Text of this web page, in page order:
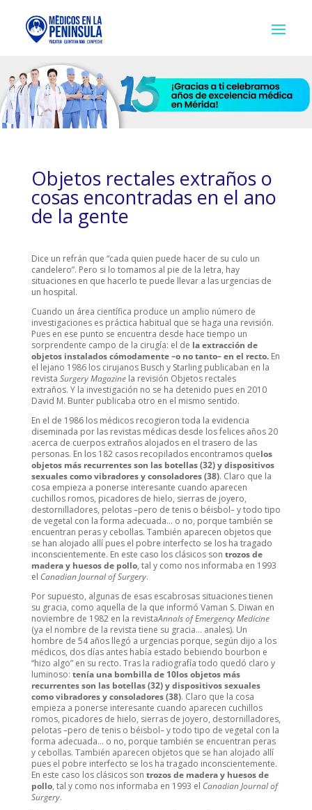
Objetos rectales extraños o
cosas encontradas en el ano
de la gente
Dice un refrán que “cada quien puede hacer de su culo un
candelero”. Pero si lo tomamos al pie de la letra, hay
situaciones en que hacerlo te puede llevar a las urgencias de
un hospital.
Cuando un área científica produce un amplio número de
investigaciones es práctica habitual que se haga una revisión.
Pues en ese punto se encuentra desde hace tiempo un
sorprendente campo de la cirugía: el de la extracción de
objetos instalados cómodamente –o no tanto– en el recto.En
el lejano 1986 los cirujanos Busch y Starling publicaban en la
revista Surgery Magazinela revisión Objetos rectales
extraños. Y la investigación no se ha detenido pues en 2010
David M. Bunter publicaba otro en el mismo sentido.
En el de 1986 los médicos recogieron toda la evidencia
diseminada por las revistas médicas desde los felices años 20
acerca de cuerpos extraños alojados en el trasero de las
personas. En los 182 casos recopilados encontramos quelos
objetos más recurrentes son las botellas (32) y dispositivos
sexuales como vibradores y consoladores (38). Claro que la
cosa empieza a ponerse interesante cuando aparecen
cuchillos romos, picadores de hielo, sierras de joyero,
destornilladores, pelotas –pero de tenis o béisbol– y todo tipo
de vegetal con la forma adecuada… o no, porque también se
encuentran peras y cebollas. También aparecen objetos que
se han alojado allí pues el pobre interfecto se los ha tragado
inconscientemente. En este caso los clásicos son trozos de
madera y huesos de pollo, tal y como nos informaba en 1993
el Canadian Journal of Surgery.
Por supuesto, algunas de esas escabrosas situaciones tienen
su gracia, como aquella de la que informó Vaman S. Diwan en
noviembre de 1982 en la revistaAnnals of Emergency Medicine
(ya el nombre de la revista tiene su gracia… anales). Un
hombre de 54 años llegó a urgencias porque, según dijo a los
médicos, dos días antes había estado bebiendo bourbon e
“hizo algo” en su recto. Tras la radiografía todo quedó claro y
luminoso: tenía una bombilla de 10los objetos más
recurrentes son las botellas (32) y dispositivos sexuales
como vibradores y consoladores (38). Claro que la cosa
empieza a ponerse interesante cuando aparecen cuchillos
romos, picadores de hielo, sierras de joyero, destornilladores,
pelotas –pero de tenis o béisbol– y todo tipo de vegetal con la
forma adecuada… o no, porque también se encuentran peras
y cebollas. También aparecen objetos que se han alojado allí
pues el pobre interfecto se los ha tragado inconscientemente.
En este caso los clásicos son trozos de madera y huesos de
pollo, tal y como nos informaba en 1993 el Canadian Journal of
Surgery.